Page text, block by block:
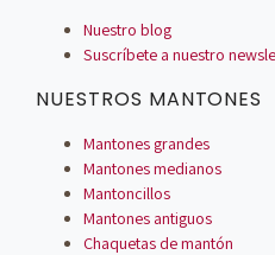
Nuestro blog
Suscríbete a nuestro
NUESTROS MANTONES
Mantones grandes
Mantones medianos
Mantoncillos
Mantones antiguos
Chaquetas de mantón